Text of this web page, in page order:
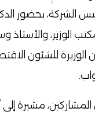
الشركة، بحضور
الوزير، والأستاذ
للشئون
مشيرة إلى